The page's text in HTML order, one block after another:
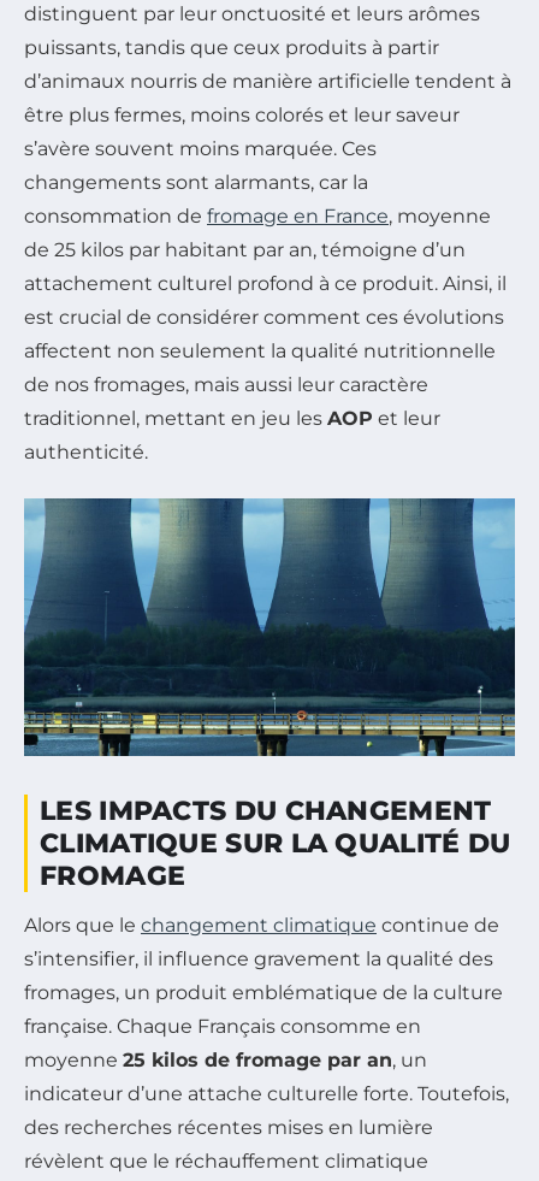
distinguent par leur onctuosité et leurs arômes
puissants, tandis que ceux produits à partir
d’animaux nourris de manière artificielle tendent à
être plus fermes, moins colorés et leur saveur
s’avère souvent moins marquée. Ces
changements sont alarmants, car la
consommation de fromage en France, moyenne
de 25 kilos par habitant par an, témoigne d’un
attachement culturel profond à ce produit. Ainsi, il
est crucial de considérer comment ces évolutions
affectent non seulement la qualité nutritionnelle
de nos fromages, mais aussi leur caractère
traditionnel, mettant en jeu les AOP et leur
authenticité.
LES IMPACTS DU CHANGEMENT
CLIMATIQUE SUR LA QUALITÉ DU
FROMAGE
Alors que le changement climatique continue de
s’intensifier, il influence gravement la qualité des
fromages, un produit emblématique de la culture
française. Chaque Français consomme en
moyenne 25 kilos de fromage par an, un
indicateur d’une attache culturelle forte. Toutefois,
des recherches récentes mises en lumière
révèlent que le réchauffement climatique